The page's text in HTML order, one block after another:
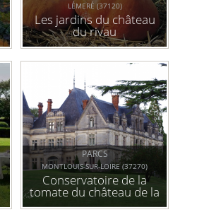
LÉMERÉ (37120)
Les jardins du château
du rivau
PARCS
MONTLOUIS-SUR-LOIRE (37270)
Conservatoire de la
tomate du château de la
bourdaisière